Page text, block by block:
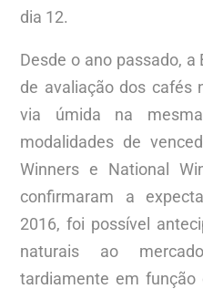
dia 12.
Desde o ano passado, a
de avaliação dos cafés
via úmida na
modalidades de
Winners e National
confirmaram a
2016, foi possível
naturais ao
tardiamente em